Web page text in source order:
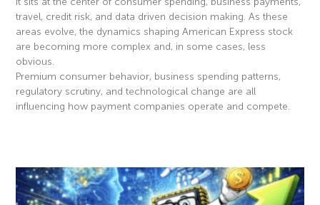
travel, credit risk, and data driven decision making. As these
areas evolve, the dynamics shaping American Express stock
are becoming more complex and, in some cases, less
obvious.
Premium consumer behavior, business spending patterns,
regulatory scrutiny, and technological change are all
influencing how payment companies operate and compete.